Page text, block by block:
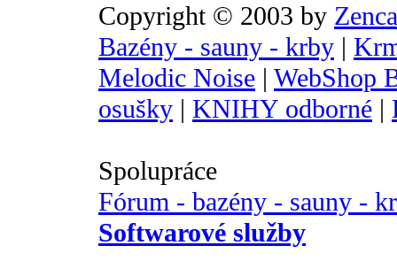
Copyright © 2003 by
Bazény - sauny - krby |
Melodic Noise | WebShop
osušky | KNIHY odborné |
Spolupráce
Fórum - bazény - sauny -
Softwarové služby